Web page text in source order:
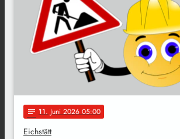
notes 11. Juni 2026 05:00
Eichstätt